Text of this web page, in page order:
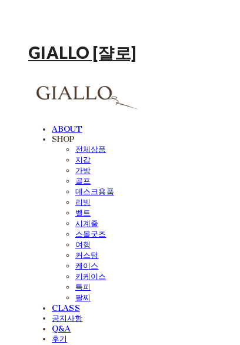
GIALLO [쟐로]
ABOUT
SHOP
전체상품
지갑
가방
골프
데스크용품
리빙
벨트
시계줄
스몰굿즈
여행
커스텀
케이스
키케이스
특피
팔찌
CLASS
공지사항
Q&A
후기